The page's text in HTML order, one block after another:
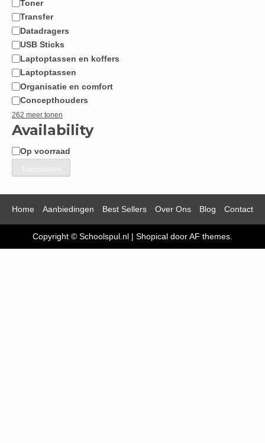
Toner
Transfer
Datadragers
USB Sticks
Laptoptassen en koffers
Laptoptassen
Organisatie en comfort
Concepthouders
262 meer tonen
Availability
Beschikbaarheid
Op voorraad
Toepassen
Home Aanbiedingen Best Sellers Over Ons Blog Contact
Copyright © Schoolspul.nl | Shopical door AF themes.